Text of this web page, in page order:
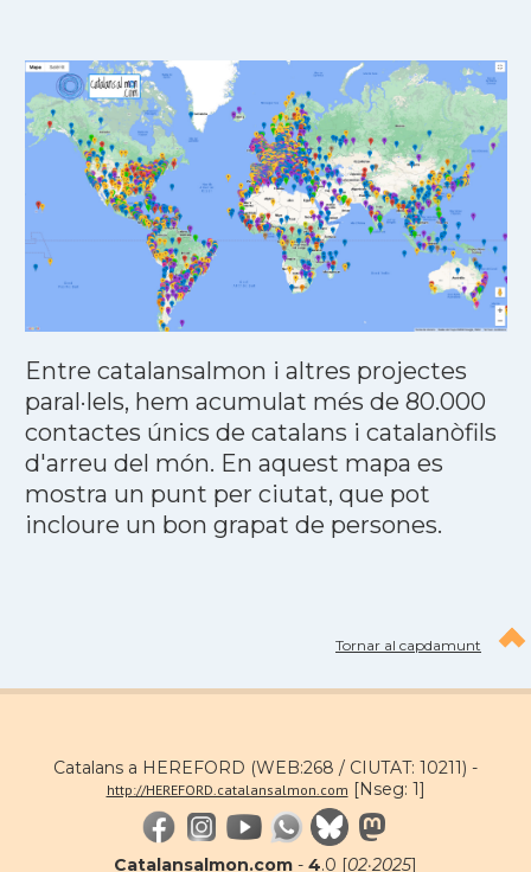
Entre catalansalmon i altres projectes
paral·lels, hem acumulat més de 80.000
contactes únics de catalans i catalanòfils
d'arreu del món. En aquest mapa es
mostra un punt per ciutat, que pot
incloure un bon grapat de persones.
Tornar al capdamunt
Catalans a HEREFORD (WEB:268 / CIUTAT: 10211) -
http://HEREFORD.catalansalmon.com [Nseg: 1]
Catalansalmon.com - 4.0 [02·2025]